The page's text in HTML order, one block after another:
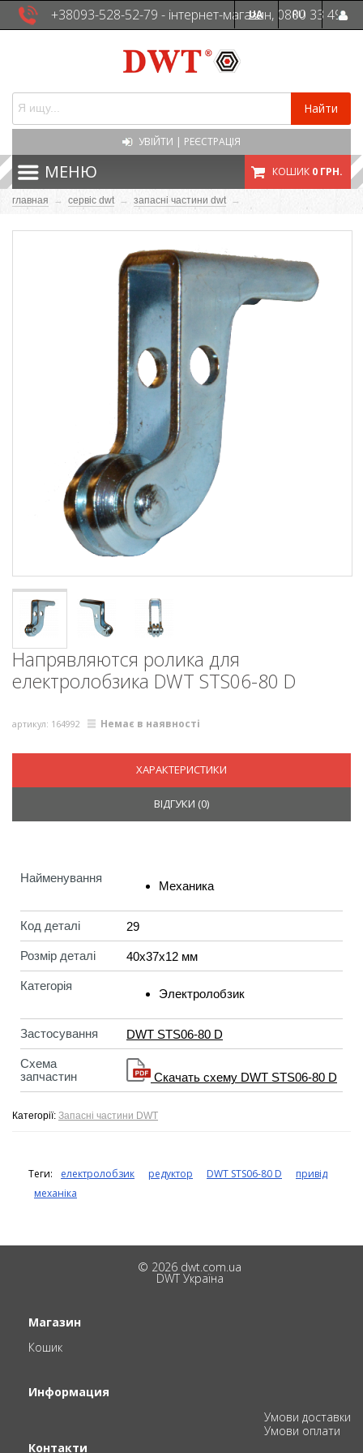
+38093-528-52-79 - інтернет-магазин, 0800 33 49
UA RU
Найти
УВІЙТИ | РЕЄСТРАЦІЯ
МЕНЮ КОШИК 0 ГРН.
главная → сервіс dwt → запасні частини dwt →
Напрявляются ролика для
електролобзика DWT STS06-80 D
артикул: 164992 Немає в наявності
ХАРАКТЕРИСТИКИ
ВІДГУКИ (0)
Найменування
Механика
Код деталі 29
Розмір деталі 40х37х12 мм
Категорія
Электролобзик
Застосування DWT STS06-80 D
Схема
запчастин
Скачать схему DWT STS06-80 D
Категорії: Запасні частини DWT
Теги: електролобзик редуктор DWT STS06-80 D
привід
механіка
© 2026 dwt.com.ua
DWT Україна
Магазин
Кошик
Информация
Умови доставки
Умови оплати
Контакти